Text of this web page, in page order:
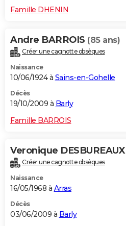
Famille DHENIN
Andre BARROIS (85 ans)
Créer une cagnotte obsèques
Naissance
10/06/1924 à Sains-en-Gohelle
Décès
19/10/2009 à Barly
Famille BARROIS
Veronique DESBUREAUX
Créer une cagnotte obsèques
Naissance
16/05/1968 à Arras
Décès
03/06/2009 à Barly